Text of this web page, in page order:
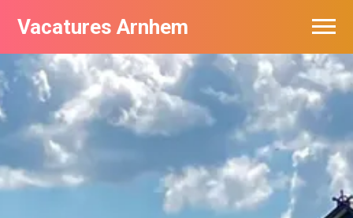
Vacatures Arnhem
Vacatures per bedrijf in Arnhem
Nieuwsbrief feed